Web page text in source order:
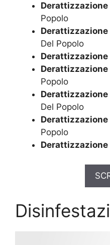
Derattizzazione
Popolo
Del Popolo
Derattizzazione
Popolo
Del Popolo
Derattizzazione
Popolo